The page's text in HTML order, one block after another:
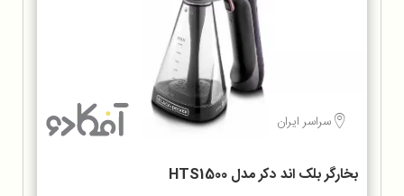
سراسر ایران
بخارگر بلک اند دکر مدل HTS1500